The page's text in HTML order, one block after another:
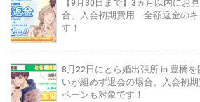
【9月30日まで】3ヵ月以内にお
合、入会初期費用 全額返金のキ
す！
8月22日にとら婚出張所 in 豊橋
いが組めず退会の場合、入会初
ペーンも対象です！